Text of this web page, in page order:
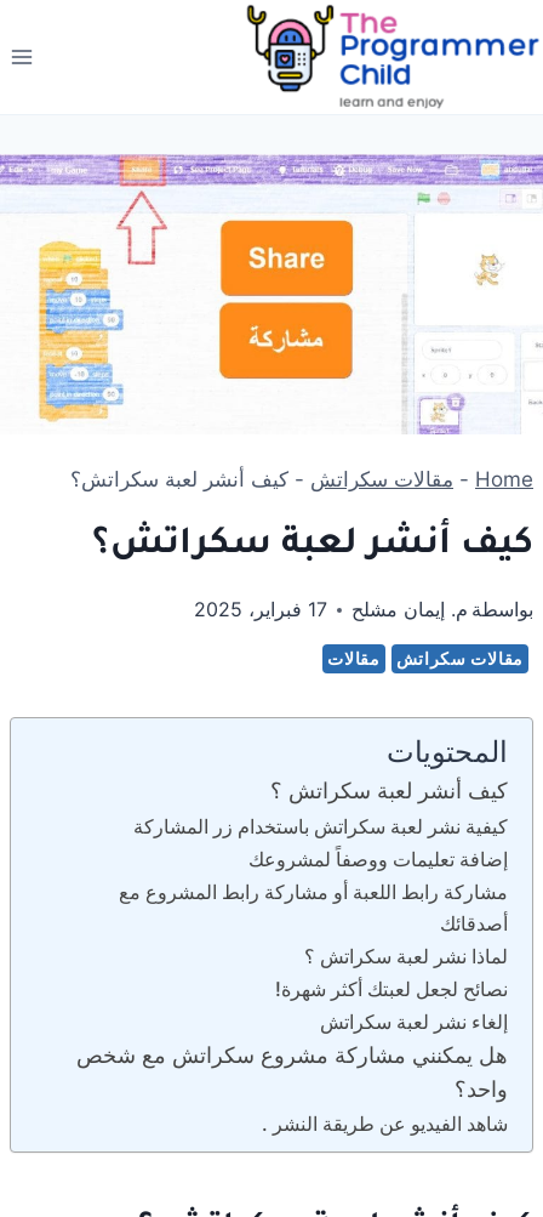
إلى
Home
- مقالات سكراتش - كيف أنشر لعبة سكراتش؟
كيف أنشر لعبة سكراتش؟
بواسطة م. إيمان مشلح 17 فبراير، 2025
مقالات سكراتش مقالات
المحتويات
كيف أنشر لعبة سكراتش ؟
كيفية نشر لعبة سكراتش باستخدام زر المشاركة
إضافة تعليمات ووصفاً لمشروعك
مشاركة رابط اللعبة أو مشاركة رابط المشروع مع
أصدقائك
لماذا نشر لعبة سكراتش ؟
نصائح لجعل لعبتك أكثر شهرة!
إلغاء نشر لعبة سكراتش
هل يمكنني مشاركة مشروع سكراتش مع شخص
واحد؟
شاهد الفيديو عن طريقة النشر .